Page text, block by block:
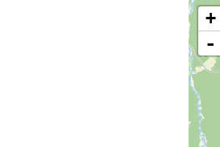
+
-